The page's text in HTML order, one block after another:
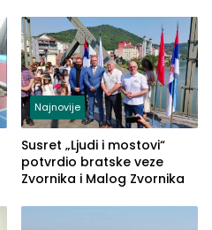
Najnovije
Susret „Ljudi i mostovi“
potvrdio bratske veze
Zvornika i Malog Zvornika